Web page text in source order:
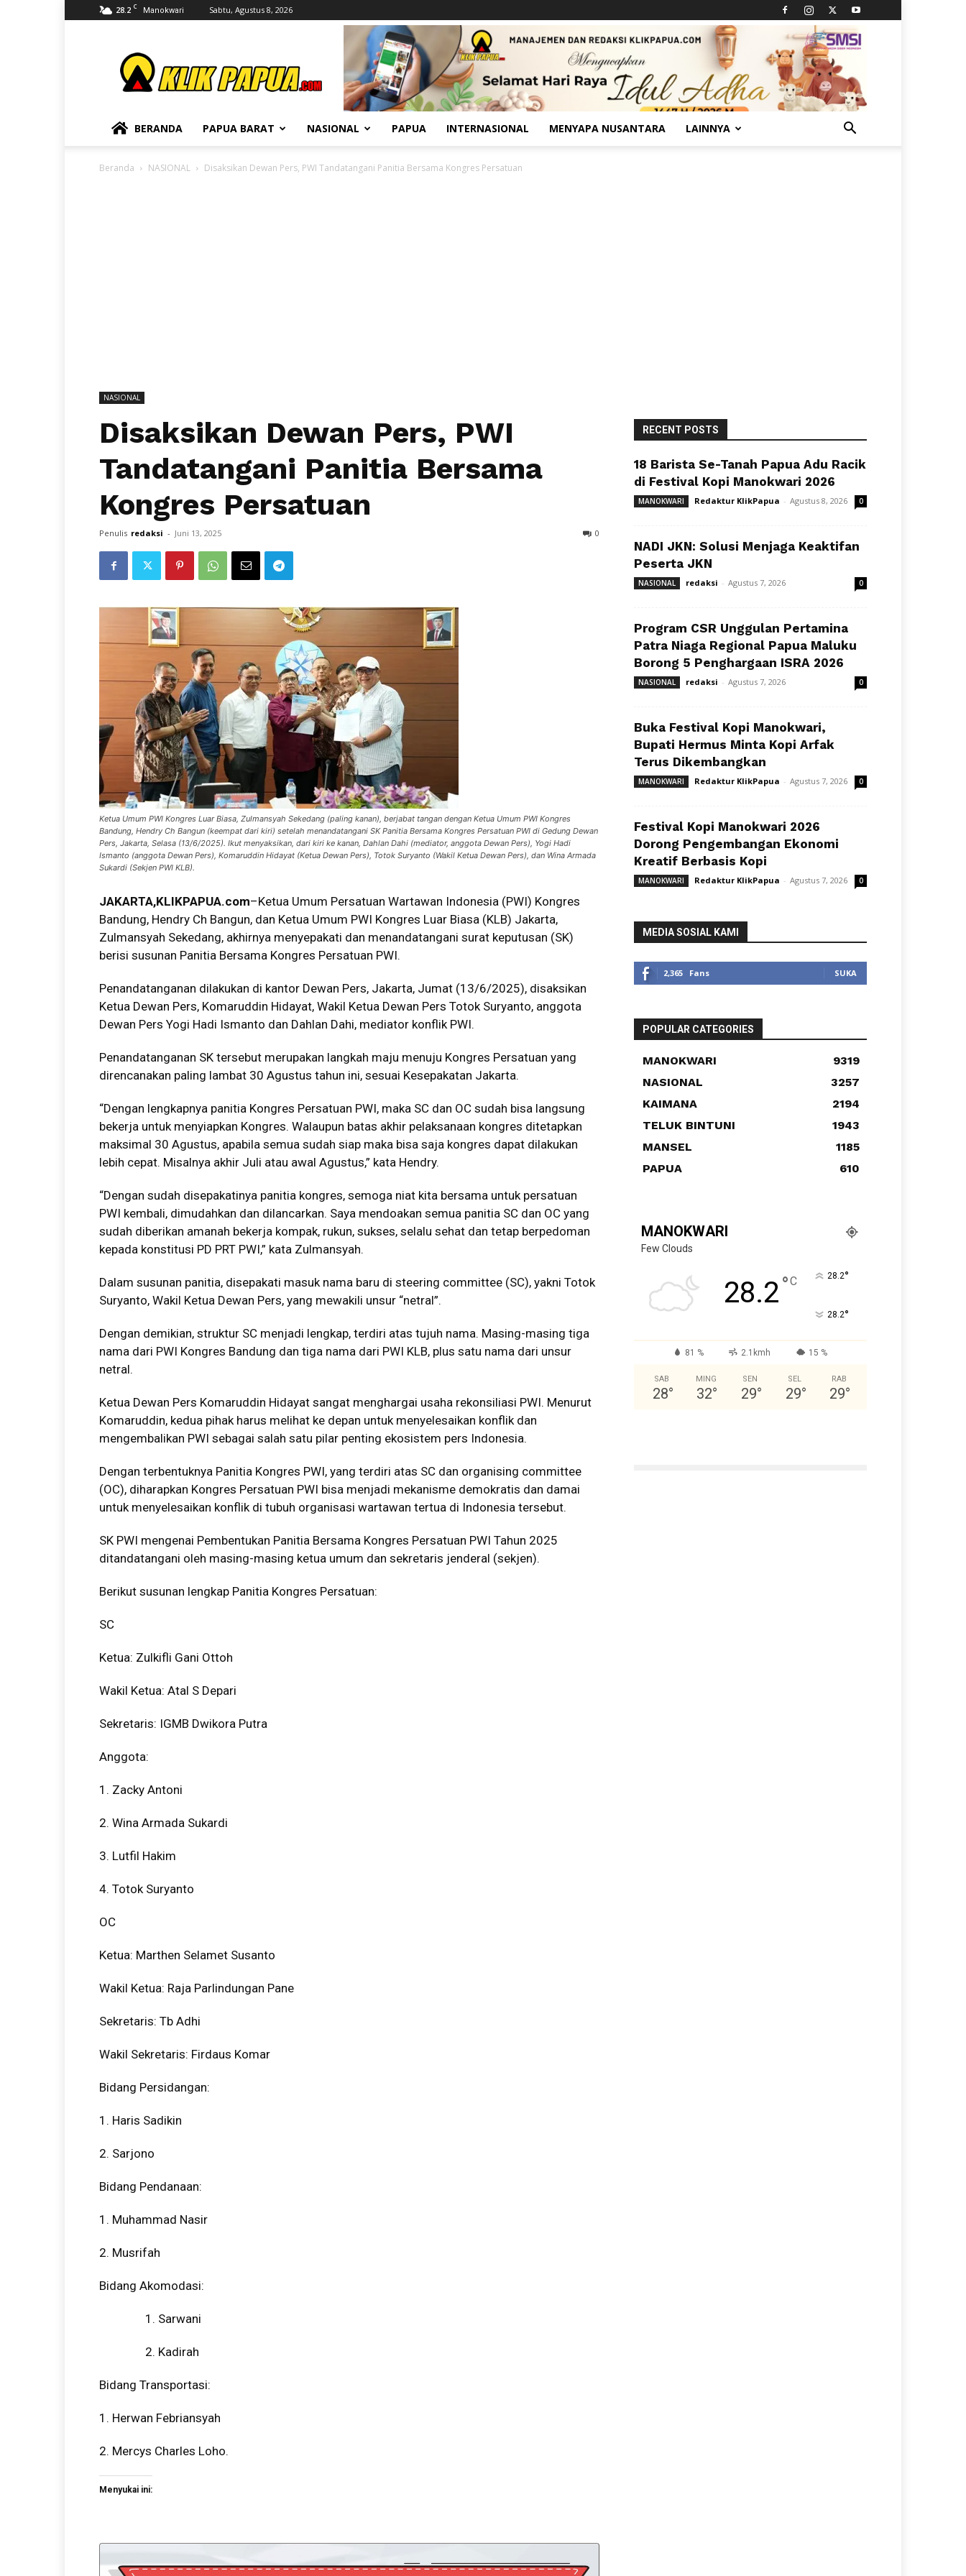
28.2 C Manokwari Sabtu, Agustus 8, 2026
BERANDA PAPUA BARAT NASIONAL PAPUA INTERNASIONAL MENYAPA NUSANTARA LAINNYA
Beranda NASIONAL Disaksikan Dewan Pers, PWI Tandatangani Panitia Bersama Kongres Persatuan
NASIONAL
Disaksikan Dewan Pers, PWI
Tandatangani Panitia Bersama
Kongres Persatuan
Penulis redaksi - Juni 13, 2025 0
Ketua Umum PWI Kongres Luar Biasa, Zulmansyah Sekedang (paling kanan), berjabat tangan dengan Ketua Umum PWI Kongres
Bandung, Hendry Ch Bangun (keempat dari kiri) setelah menandatangani SK Panitia Bersama Kongres Persatuan PWI di Gedung Dewan
Pers, Jakarta, Selasa (13/6/2025). Ikut menyaksikan, dari kiri ke kanan, Dahlan Dahi (mediator, anggota Dewan Pers), Yogi Hadi
Ismanto (anggota Dewan Pers), Komaruddin Hidayat (Ketua Dewan Pers), Totok Suryanto (Wakil Ketua Dewan Pers), dan Wina Armada
Sukardi (Sekjen PWI KLB).
JAKARTA,KLIKPAPUA.com–Ketua Umum Persatuan Wartawan Indonesia (PWI) Kongres
Bandung, Hendry Ch Bangun, dan Ketua Umum PWI Kongres Luar Biasa (KLB) Jakarta,
Zulmansyah Sekedang, akhirnya menyepakati dan menandatangani surat keputusan (SK)
berisi susunan Panitia Bersama Kongres Persatuan PWI.
Penandatanganan dilakukan di kantor Dewan Pers, Jakarta, Jumat (13/6/2025), disaksikan
Ketua Dewan Pers, Komaruddin Hidayat, Wakil Ketua Dewan Pers Totok Suryanto, anggota
Dewan Pers Yogi Hadi Ismanto dan Dahlan Dahi, mediator konflik PWI.
Penandatanganan SK tersebut merupakan langkah maju menuju Kongres Persatuan yang
direncanakan paling lambat 30 Agustus tahun ini, sesuai Kesepakatan Jakarta.
“Dengan lengkapnya panitia Kongres Persatuan PWI, maka SC dan OC sudah bisa langsung
bekerja untuk menyiapkan Kongres. Walaupun batas akhir pelaksanaan kongres ditetapkan
maksimal 30 Agustus, apabila semua sudah siap maka bisa saja kongres dapat dilakukan
lebih cepat. Misalnya akhir Juli atau awal Agustus,” kata Hendry.
“Dengan sudah disepakatinya panitia kongres, semoga niat kita bersama untuk persatuan
PWI kembali, dimudahkan dan dilancarkan. Saya mendoakan semua panitia SC dan OC yang
sudah diberikan amanah bekerja kompak, rukun, sukses, selalu sehat dan tetap berpedoman
kepada konstitusi PD PRT PWI,” kata Zulmansyah.
Dalam susunan panitia, disepakati masuk nama baru di steering committee (SC), yakni Totok
Suryanto, Wakil Ketua Dewan Pers, yang mewakili unsur “netral”.
Dengan demikian, struktur SC menjadi lengkap, terdiri atas tujuh nama. Masing-masing tiga
nama dari PWI Kongres Bandung dan tiga nama dari PWI KLB, plus satu nama dari unsur
netral.
Ketua Dewan Pers Komaruddin Hidayat sangat menghargai usaha rekonsiliasi PWI. Menurut
Komaruddin, kedua pihak harus melihat ke depan untuk menyelesaikan konflik dan
mengembalikan PWI sebagai salah satu pilar penting ekosistem pers Indonesia.
Dengan terbentuknya Panitia Kongres PWI, yang terdiri atas SC dan organising committee
(OC), diharapkan Kongres Persatuan PWI bisa menjadi mekanisme demokratis dan damai
untuk menyelesaikan konflik di tubuh organisasi wartawan tertua di Indonesia tersebut.
SK PWI mengenai Pembentukan Panitia Bersama Kongres Persatuan PWI Tahun 2025
ditandatangani oleh masing-masing ketua umum dan sekretaris jenderal (sekjen).
Berikut susunan lengkap Panitia Kongres Persatuan:
SC
Ketua: Zulkifli Gani Ottoh
Wakil Ketua: Atal S Depari
Sekretaris: IGMB Dwikora Putra
Anggota:
1. Zacky Antoni
2. Wina Armada Sukardi
3. Lutfil Hakim
4. Totok Suryanto
OC
Ketua: Marthen Selamet Susanto
Wakil Ketua: Raja Parlindungan Pane
Sekretaris: Tb Adhi
Wakil Sekretaris: Firdaus Komar
Bidang Persidangan:
1. Haris Sadikin
2. Sarjono
Bidang Pendanaan:
1. Muhammad Nasir
2. Musrifah
Bidang Akomodasi:
1. Sarwani
2. Kadirah
Bidang Transportasi:
1. Herwan Febriansyah
2. Mercys Charles Loho.
Menyukai ini:
RECENT POSTS
18 Barista Se-Tanah Papua Adu Racik
di Festival Kopi Manokwari 2026
MANOKWARI Redaktur KlikPapua - Agustus 8, 2026 0
NADI JKN: Solusi Menjaga Keaktifan
Peserta JKN
NASIONAL redaksi - Agustus 7, 2026 0
Program CSR Unggulan Pertamina
Patra Niaga Regional Papua Maluku
Borong 5 Penghargaan ISRA 2026
NASIONAL redaksi - Agustus 7, 2026 0
Buka Festival Kopi Manokwari,
Bupati Hermus Minta Kopi Arfak
Terus Dikembangkan
MANOKWARI Redaktur KlikPapua - Agustus 7, 2026 0
Festival Kopi Manokwari 2026
Dorong Pengembangan Ekonomi
Kreatif Berbasis Kopi
MANOKWARI Redaktur KlikPapua - Agustus 7, 2026 0
MEDIA SOSIAL KAMI
2,365 Fans SUKA
POPULAR CATEGORIES
MANOKWARI
9319
NASIONAL
3257
KAIMANA
2194
TELUK BINTUNI
1943
MANSEL
1185
PAPUA
610
MANOKWARI
Few Clouds
28.2°C 28.2°
28.2°
81 % 2.1kmh 15 %
SAB
28°
MING
32°
SEN
29°
SEL
29°
RAB
29°